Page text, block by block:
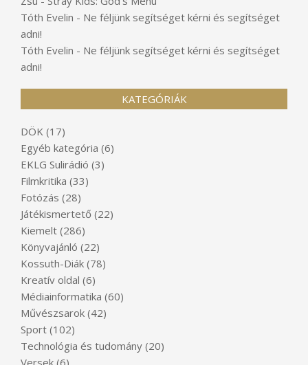
Tóth Evelin - Ne féljünk segítséget kérni és segítséget
adni!
Tóth Evelin - Ne féljünk segítséget kérni és segítséget
adni!
KATEGÓRIÁK
DÖK (17)
Egyéb kategória (6)
EKLG Sulirádió (3)
Filmkritika (33)
Fotózás (28)
Játékismertető (22)
Kiemelt (286)
Könyvajánló (22)
Kossuth-Diák (78)
Kreatív oldal (6)
Médiainformatika (60)
Művészsarok (42)
Sport (102)
Technológia és tudomány (20)
Versek (6)